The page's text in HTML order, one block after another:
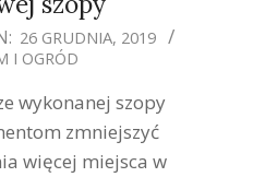
26 GRUDNIA, 2019
I OGRÓD
wykonanej szopy
zmniejszyć
więcej miejsca w